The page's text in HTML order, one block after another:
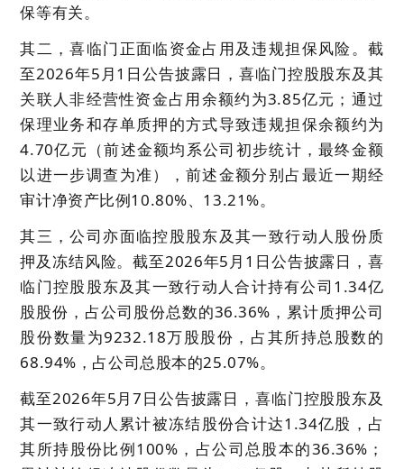
保等有关。
其二，喜临门正面临资金占用及违规担保风险。截
至2026年5月1日公告披露日，喜临门控股股东及其
关联人非经营性资金占用余额约为3.85亿元；通过
保理业务和存单质押的方式导致违规担保余额约为
4.70亿元（前述金额均系公司初步统计，最终金额
以进一步调查为准），前述金额分别占最近一期经
审计净资产比例10.80%、13.21%。
其三，公司亦面临控股股东及其一致行动人股份质
押及冻结风险。截至2026年5月1日公告披露日，喜
临门控股股东及其一致行动人合计持有公司1.34亿
股股份，占公司股份总数的36.36%，累计质押公司
股份数量为9232.18万股股份，占其所持总股数的
68.94%，占公司总股本的25.07%。
截至2026年5月7日公告披露日，喜临门控股股东及
其一致行动人累计被冻结股份合计达1.34亿股，占
其所持股份比例100%，占公司总股本的36.36%；